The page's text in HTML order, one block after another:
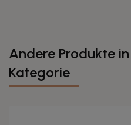
Andere Produkte
Kategorie